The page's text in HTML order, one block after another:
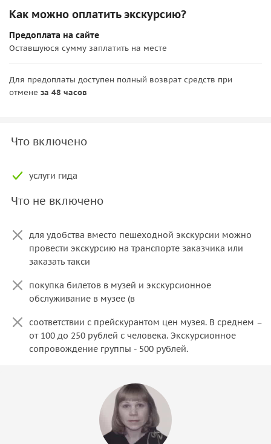
Как можно оплатить экскурсию?
Предоплата на сайте
Оставшуюся сумму заплатить на месте
Для предоплаты доступен полный возврат средств при
отмене за 48 часов
Что включено
услуги гида
Что не включено
для удобства вместо пешеходной экскурсии можно
провести экскурсию на транспорте заказчика или
заказать такси
покупка билетов в музей и экскурсионное
обслуживание в музее (в
соответствии с прейскурантом цен музея. В среднем –
от 100 до 250 рублей с человека. Экскурсионное
сопровождение группы - 500 рублей.